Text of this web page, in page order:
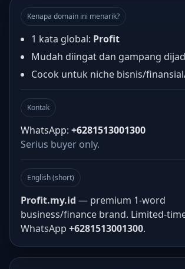
Kenapa domain ini menarik?
1 kata global: Profit
Mudah diingat dan gampang
Cocok untuk niche bisnis/
Kontak
WhatsApp: +6281513001300
Serius buyer only.
English (short)
Profit.my.id — premium 1-word
business/finance brand. Limited-
WhatsApp +6281513001300.